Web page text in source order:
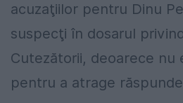
acuzaţiilor pentru Dinu
suspecţi în dosarul
Cutezătorii, deoarece nu
pentru a atrage